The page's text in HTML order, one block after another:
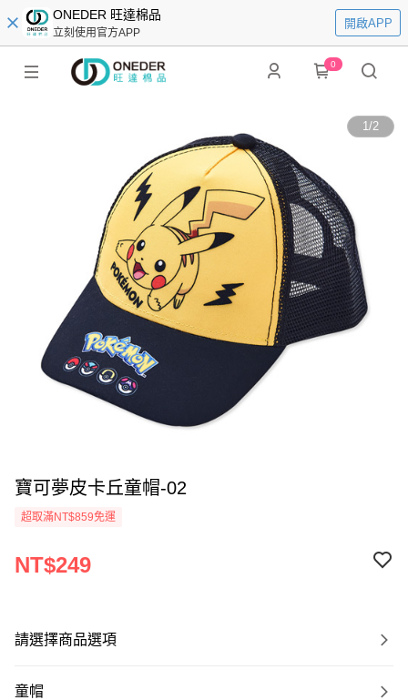
ONEDER 旺達棉品
立刻使用官方APP
開啟APP
0
1/2
寶可夢皮卡丘童帽-02
超取滿NT$859免運
NT$249
請選擇商品選項
童帽